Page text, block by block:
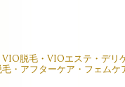
脱毛・VIOエステ・デリ
・アフターケア・フェム